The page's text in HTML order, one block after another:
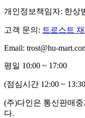
개인정보책임자: 한상
고객 문의: 트로스트
Email: trost@hu-
평일 10:00 ~ 17:00
(점심시간 12:00 ~
(주)다인은 통신판매
다.